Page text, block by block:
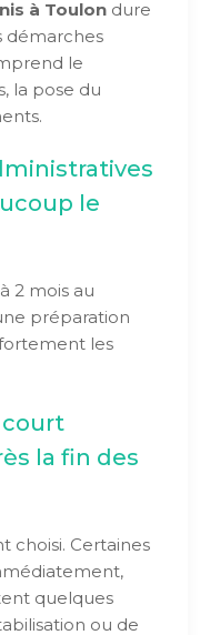
à Toulon dure
démarches
le
la pose du
le
2 mois au
préparation
les
court
la fin des
choisi. Certaines
quelques
ou de